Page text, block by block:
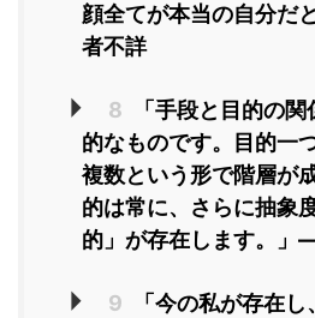
顔全てが本当の自分だ
者不詳
8
「手段と目的の
的なものです。目的一
複数という形で階層が
的は常に、さらに抽象
的」が存在します。」
9
「今の私が存在